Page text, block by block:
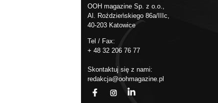
OOH magazine Sp. z o.o.,
Al. Roździeńskiego 86a/IIIc,
40-203 Katowice
Tel / Fax:
+ 48 32 206 76 77
Skontaktuj się z nami:
redakcja@oohmagazine.pl